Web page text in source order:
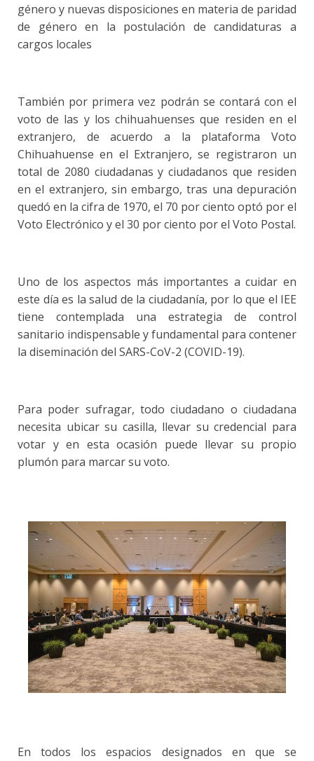
género y nuevas disposiciones en materia de paridad
de género en la postulación de candidaturas a
cargos locales
También por primera vez podrán se contará con el
voto de las y los chihuahuenses que residen en el
extranjero, de acuerdo a la plataforma Voto
Chihuahuense en el Extranjero, se registraron un
total de 2080 ciudadanas y ciudadanos que residen
en el extranjero, sin embargo, tras una depuración
quedó en la cifra de 1970, el 70 por ciento optó por el
Voto Electrónico y el 30 por ciento por el Voto Postal.
Uno de los aspectos más importantes a cuidar en
este día es la salud de la ciudadanía, por lo que el IEE
tiene contemplada una estrategia de control
sanitario indispensable y fundamental para contener
la diseminación del SARS-CoV-2 (COVID-19).
Para poder sufragar, todo ciudadano o ciudadana
necesita ubicar su casilla, llevar su credencial para
votar y en esta ocasión puede llevar su propio
plumón para marcar su voto.
En todos los espacios designados en que se